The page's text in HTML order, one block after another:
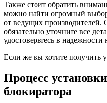
Также стоит обратить
можно найти огромный
от ведущих производителей.
обязательно уточните все
удостоверьтесь в надежности
Если же вы хотите получить
Процесс
блокиратора